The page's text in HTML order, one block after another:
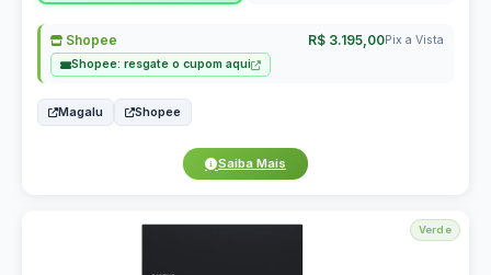
Shopee R$ 3.195,00Pix a Vista
Shopee: resgate o cupom aqui
Magalu Shopee
Saiba Mais
Verde